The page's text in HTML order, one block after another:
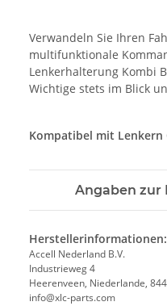
Verwandeln Sie Ihren
multifunktionale
Lenkerhalterung Kombi
Wichtige stets im Blick
Kompatibel mit Lenkern
Angaben
Herstellerinformationen:
Accell Nederland B.V.
Industrieweg 4
Heerenveen, Niederlande,
info@xlc-parts.com